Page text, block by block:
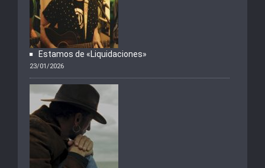
Estamos de «Liquidaciones»
23/01/2026